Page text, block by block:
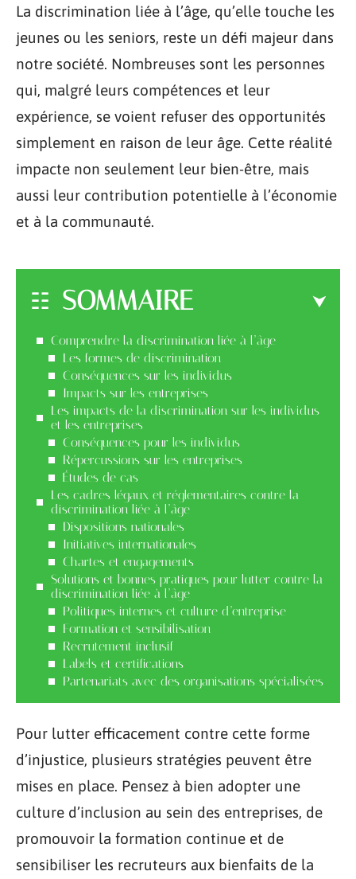
La discrimination liée à l’âge, qu’elle touche les
jeunes ou les seniors, reste un défi majeur dans
notre société. Nombreuses sont les personnes
qui, malgré leurs compétences et leur
expérience, se voient refuser des opportunités
simplement en raison de leur âge. Cette réalité
impacte non seulement leur bien-être, mais
aussi leur contribution potentielle à l’économie
et à la communauté.
SOMMAIRE
Comprendre la discrimination liée à l’âge
Les formes de discrimination
Conséquences sur les individus
Impacts sur les entreprises
Les impacts de la discrimination sur les individus
et les entreprises
Conséquences pour les individus
Répercussions sur les entreprises
Études de cas
Les cadres légaux et réglementaires contre la
discrimination liée à l’âge
Dispositions nationales
Initiatives internationales
Chartes et engagements
Solutions et bonnes pratiques pour lutter contre la
discrimination liée à l’âge
Politiques internes et culture d’entreprise
Formation et sensibilisation
Recrutement inclusif
Labels et certifications
Partenariats avec des organisations spécialisées
Pour lutter efficacement contre cette forme
d’injustice, plusieurs stratégies peuvent être
mises en place. Pensez à bien adopter une
culture d’inclusion au sein des entreprises, de
promouvoir la formation continue et de
sensibiliser les recruteurs aux bienfaits de la